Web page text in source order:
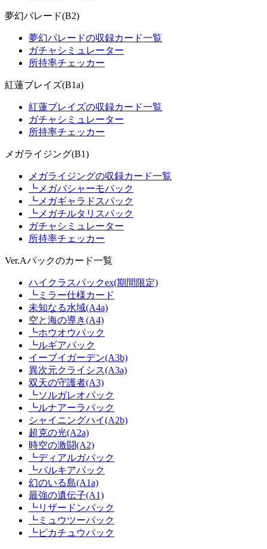
夢幻パレード(B2)
夢幻パレードの収録カード一覧
ガチャシミュレーター
所持率チェッカー
紅蓮ブレイズ(B1a)
紅蓮ブレイズの収録カード一覧
ガチャシミュレーター
所持率チェッカー
メガライジング(B1)
メガライジングの収録カード一覧
┗メガバシャーモパック
┗メガギャラドスパック
┗メガチルタリスパック
ガチャシミュレーター
所持率チェッカー
Ver.Aパックのカード一覧
ハイクラスパックex(期間限定)
┗ミラー仕様カード
未知なる水域(A4a)
空と海の導き(A4)
┗ホウオウパック
┗ルギアパック
イーブイガーデン(A3b)
異次元クライシス(A3a)
双天の守護者(A3)
┗ソルガレオパック
┗ルナアーラパック
シャイニングハイ(A2b)
超克の光(A2a)
時空の激闘(A2)
┗ディアルガパック
┗パルキアパック
幻のいる島(A1a)
最強の遺伝子(A1)
┗リザードンパック
┗ミュウツーパック
┗ピカチュウパック